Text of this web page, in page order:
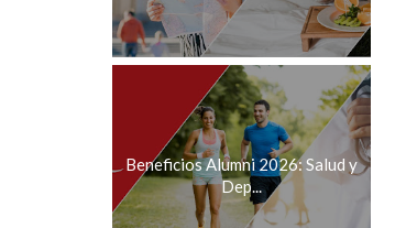
Beneficios Alumni 2026: Salud y
Dep...